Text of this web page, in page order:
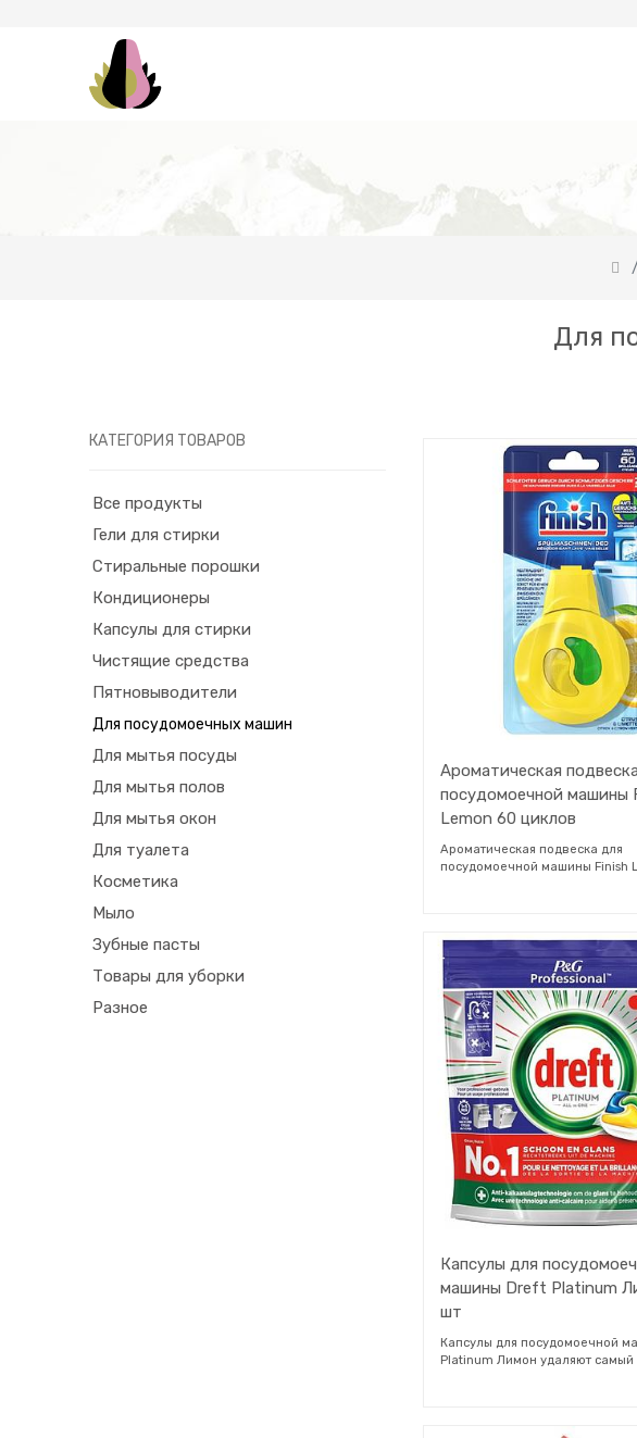
Для
КАТЕГОРИЯ ТОВАРОВ
Все продукты
Гели для стирки
Стиральные порошки
Кондиционеры
Капсулы для стирки
Чистящие средства
Пятновыводители
Для посудомоечных машин
Для мытья посуды
Для мытья полов
Для мытья окон
Для туалета
Косметика
Мыло
Зубные пасты
Товары для уборки
Разное
Ароматическая
посудомоечной машины
Lemon 60 циклов
Ароматическая подвеска для
посудомоечной машины Finish
дезодорант для
можно легко прикрепить и
активировать.Поместите Finish
Lime в корзину для мытья или
на верхнюю полку
машины, не блокируя
Замените дезодорант, как
исчезнет (около 60
храните при температуре выше
следующей: 40°C (104°F).
солнечных лучей. Хранить
прохладных и хорошо
помещениях. Хранить в
детей месте.
Капсулы для
машины Dreft Platinum
шт
Капсулы для посудомоечной
Platinum Лимон удаляют самый